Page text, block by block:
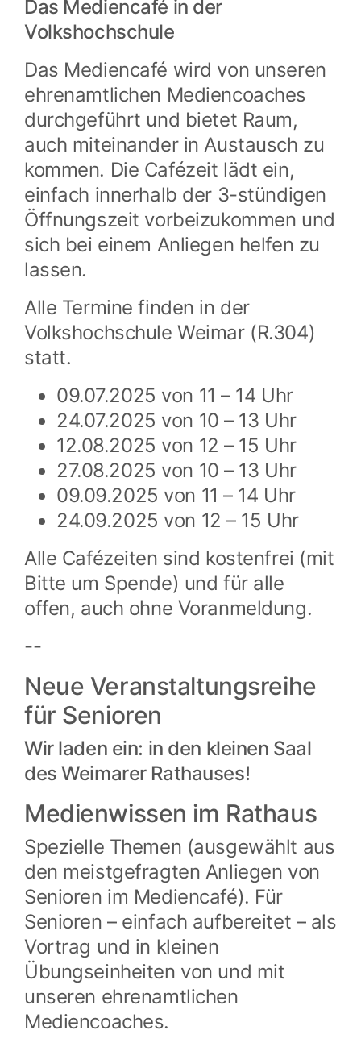
Das Mediencafé in der
Volkshochschule
Das Mediencafé wird von unseren
ehrenamtlichen Mediencoaches
durchgeführt und bietet Raum,
auch miteinander in Austausch zu
kommen. Die Cafézeit lädt ein,
einfach innerhalb der 3-stündigen
Öffnungszeit vorbeizukommen und
sich bei einem Anliegen helfen zu
lassen.
Alle Termine finden in der
Volkshochschule Weimar (R.304)
statt.
09.07.2025 von 11 – 14 Uhr
24.07.2025 von 10 – 13 Uhr
12.08.2025 von 12 – 15 Uhr
27.08.2025 von 10 – 13 Uhr
09.09.2025 von 11 – 14 Uhr
24.09.2025 von 12 – 15 Uhr
Alle Cafézeiten sind kostenfrei (mit
Bitte um Spende) und für alle
offen, auch ohne Voranmeldung.
--
Neue Veranstaltungsreihe
für Senioren
Wir laden ein: in den kleinen Saal
des Weimarer Rathauses!
Medienwissen im Rathaus
Spezielle Themen (ausgewählt aus
den meistgefragten Anliegen von
Senioren im Mediencafé). Für
Senioren – einfach aufbereitet – als
Vortrag und in kleinen
Übungseinheiten von und mit
unseren ehrenamtlichen
Mediencoaches.